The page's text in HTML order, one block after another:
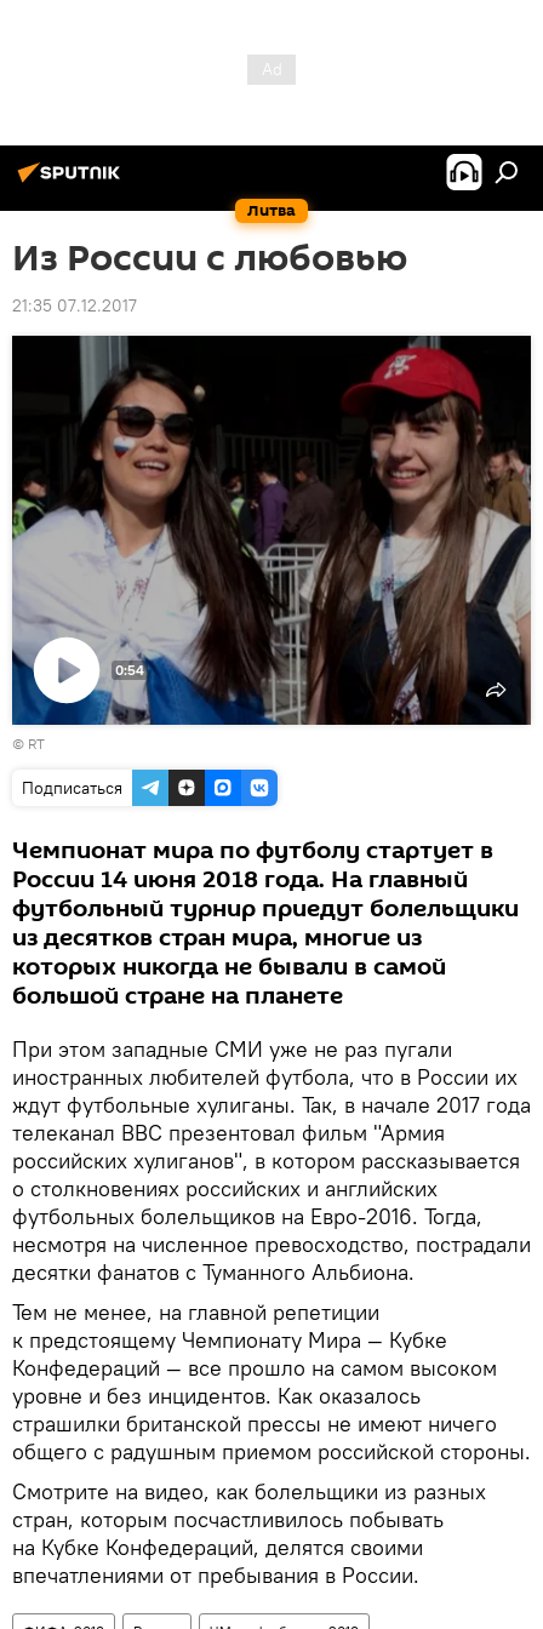
Литва
Из России с любовью
21:35 07.12.2017
Воспроизвести
0:54
© RT
Подписаться
Чемпионат мира по футболу стартует в
России 14 июня 2018 года. На главный
футбольный турнир приедут болельщики
из десятков стран мира, многие из
которых никогда не бывали в самой
большой стране на планете
При этом западные СМИ уже не раз пугали
иностранных любителей футбола, что в России их
ждут футбольные хулиганы. Так, в начале 2017 года
телеканал ВВС презентовал фильм "Армия
российских хулиганов", в котором рассказывается
о столкновениях российских и английских
футбольных болельщиков на Евро-2016. Тогда,
несмотря на численное превосходство, пострадали
десятки фанатов с Туманного Альбиона.
Тем не менее, на главной репетиции
к предстоящему Чемпионату Мира — Кубке
Конфедераций — все прошло на самом высоком
уровне и без инцидентов. Как оказалось
страшилки британской прессы не имеют ничего
общего с радушным приемом российской стороны.
Смотрите на видео, как болельщики из разных
стран, которым посчастливилось побывать
на Кубке Конфедераций, делятся своими
впечатлениями от пребывания в России.